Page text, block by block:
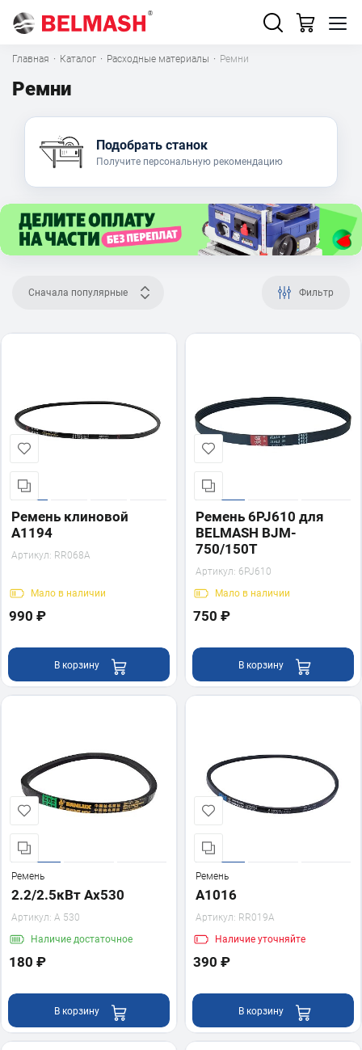
Главная · Каталог · Расходные материалы · Ремни
Ремни
Подобрать станок
Получите персональную рекомендацию
Сначала популярные Фильтр
Ремень клиновой
A1194
Артикул: RR068A
Мало в наличии
990 ₽
В корзину
Ремень 6PJ610 для
BELMASH BJM-
750/150T
Артикул: 6PJ610
Мало в наличии
750 ₽
В корзину
Ремень
2.2/2.5кВт Ах530
Артикул: А 530
Наличие достаточное
180 ₽
В корзину
Ремень
А1016
Артикул: RR019A
Наличие уточняйте
390 ₽
В корзину